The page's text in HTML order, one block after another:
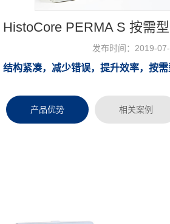
HistoCore PERMA S 按需
发布时间：2019-
浏览次数：
结构紧凑，减少错误，提升效率，按
产品优势 相关案例